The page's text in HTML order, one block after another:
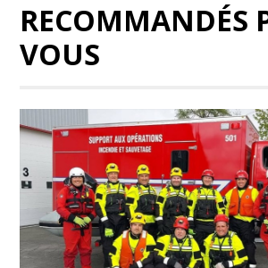
RECOMMANDÉS
VOUS